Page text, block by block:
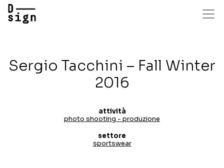
Sergio Tacchini – Fall Winter
2016
attività
photo shooting - produzione
settore
sportswear